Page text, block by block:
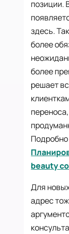
позиции.
здесь.
более
более
решает
beauty
Для
адрес